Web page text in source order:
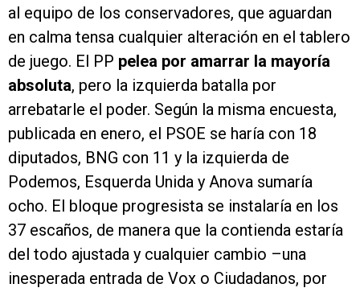
al equipo de los conservadores, que aguardan
en calma tensa cualquier alteración en el tablero
de juego. El PP pelea por amarrar la mayoría
absoluta, pero la izquierda batalla por
arrebatarle el poder. Según la misma encuesta,
publicada en enero, el PSOE se haría con 18
diputados, BNG con 11 y la izquierda de
Podemos, Esquerda Unida y Anova sumaría
ocho. El bloque progresista se instalaría en los
37 escaños, de manera que la contienda estaría
del todo ajustada y cualquier cambio –una
inesperada entrada de Vox o Ciudadanos, por